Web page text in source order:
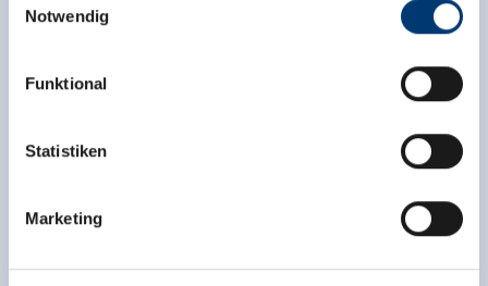
Rohr 23// A-6280 Zell am Ziller
www.zillertalarena.com
Notwendig
Funktional
Statistiken
Marketing